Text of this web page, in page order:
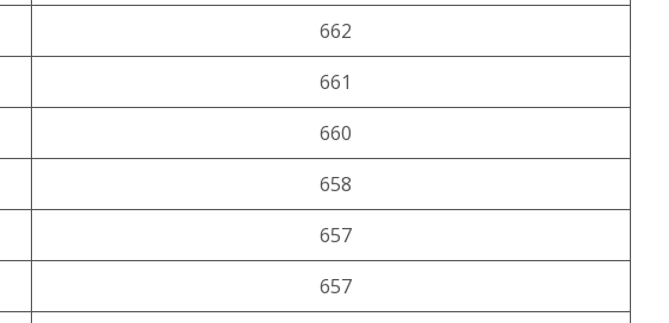
662
661
660
658
657
657